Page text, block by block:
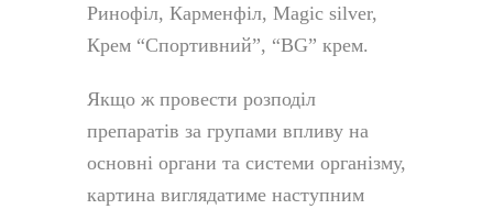
Ринофіл, Карменфіл, Magic silver,
Крем “Спортивний”, “BG” крем.
Якщо ж провести розподіл
препаратів за групами впливу на
основні органи та системи організму,
картина виглядатиме наступним